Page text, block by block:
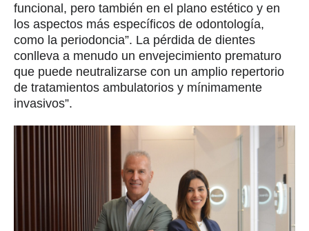
funcional, pero también en el plano estético y en
los aspectos más específicos de odontología,
como la periodoncia”. La pérdida de dientes
conlleva a menudo un envejecimiento prematuro
que puede neutralizarse con un amplio repertorio
de tratamientos ambulatorios y mínimamente
invasivos”.